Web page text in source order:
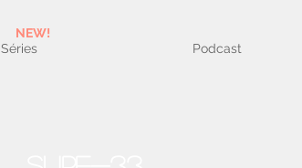
Séries Podcast
NEW!